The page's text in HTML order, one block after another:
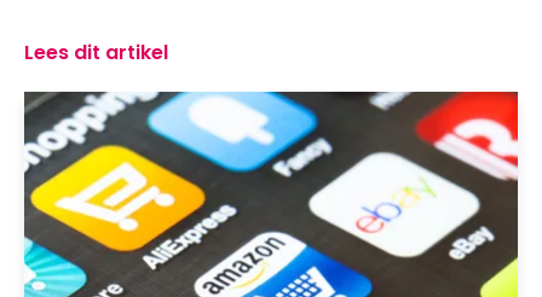
Lees dit artikel